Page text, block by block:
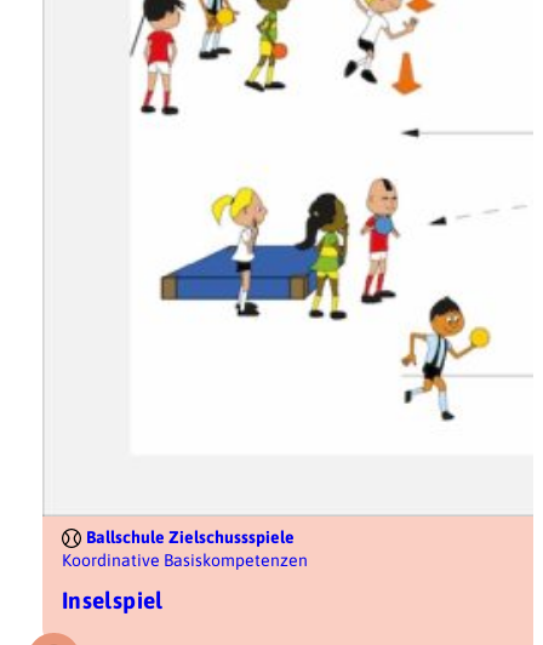
Ballschule Zielschussspiele
Koordinative Basiskompetenzen
Inselspiel